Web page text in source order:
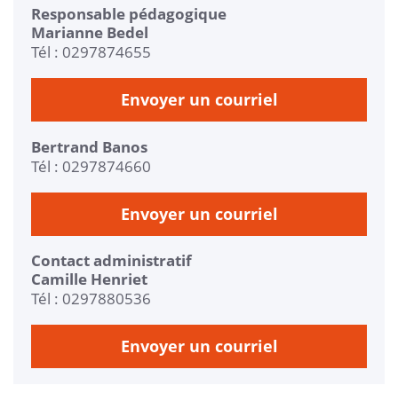
Responsable pédagogique
Marianne Bedel
Tél : 0297874655
Envoyer un courriel
Bertrand Banos
Tél : 0297874660
Envoyer un courriel
Contact administratif
Camille Henriet
Tél : 0297880536
Envoyer un courriel